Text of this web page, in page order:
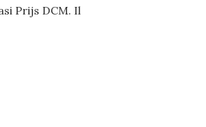
Prijs DCM. Il